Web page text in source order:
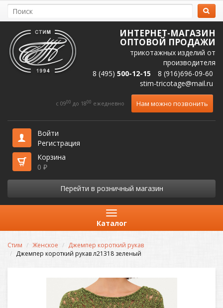
ИНТЕРНЕТ-МАГАЗИН
ОПТОВОЙ ПРОДАЖИ
трикотажных изделий от
производителя
8 (495) 500-12-15
8 (916)696-09-60
stim-tricotage@mail.ru
c 0900 до 1800 ежедневно Нам можно позвонить
Войти
Регистрация
Корзина
0 ₽
Перейти в розничный магазин
Каталог
Стим Женское
Джемпер короткий рукав
Джемпер короткий рукав л21318 зеленый